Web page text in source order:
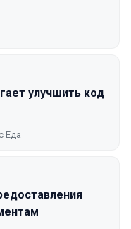
улучшить код
Еда